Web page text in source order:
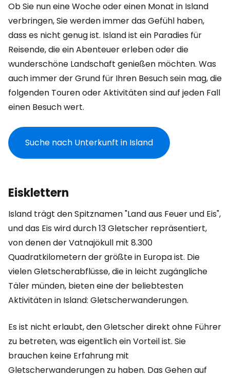
Ob Sie nun eine Woche oder einen Monat in Island
verbringen, Sie werden immer das Gefühl haben,
dass es nicht genug ist. Island ist ein Paradies für
Reisende, die ein Abenteuer erleben oder die
wunderschöne Landschaft genießen möchten. Was
auch immer der Grund für Ihren Besuch sein mag, die
folgenden Touren oder Aktivitäten sind auf jeden Fall
einen Besuch wert.
Suche nach Unterkunft in Island
Eisklettern
Island trägt den Spitznamen "Land aus Feuer und Eis",
und das Eis wird durch 13 Gletscher repräsentiert,
von denen der Vatnajökull mit 8.300
Quadratkilometern der größte in Europa ist. Die
vielen Gletscherabflüsse, die in leicht zugängliche
Täler münden, bieten eine der beliebtesten
Aktivitäten in Island: Gletscherwanderungen.
Es ist nicht erlaubt, den Gletscher direkt ohne Führer
zu betreten, was eigentlich ein Vorteil ist. Sie
brauchen keine Erfahrung mit
Gletscherwanderungen zu haben. Das Gehen auf